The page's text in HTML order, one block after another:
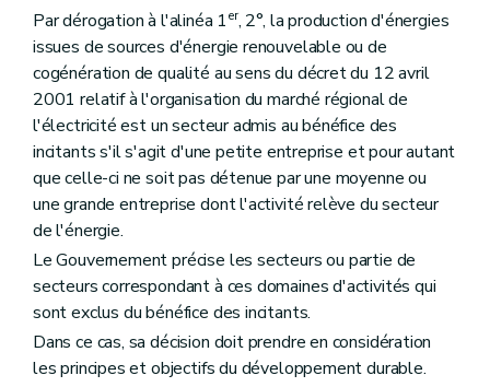
Par dérogation à l'alinéa 1er, 2°, la production d'énergies
issues de sources d'énergie renouvelable ou de
cogénération de qualité au sens du décret du 12 avril
2001 relatif à l'organisation du marché régional de
l'électricité est un secteur admis au bénéfice des
incitants s'il s'agit d'une petite entreprise et pour autant
que celle-ci ne soit pas détenue par une moyenne ou
une grande entreprise dont l'activité relève du secteur
de l'énergie.
Le Gouvernement précise les secteurs ou partie de
secteurs correspondant à ces domaines d'activités qui
sont exclus du bénéfice des incitants.
Dans ce cas, sa décision doit prendre en considération
les principes et objectifs du développement durable.